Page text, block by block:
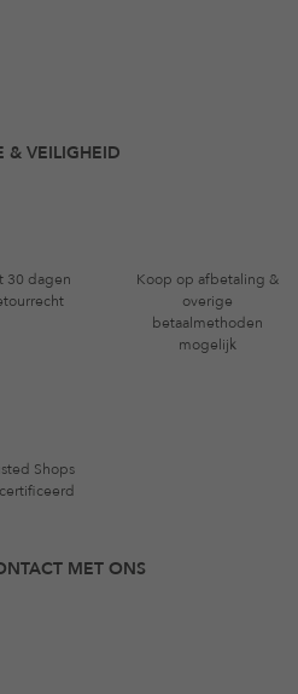
& VEILIGHEID
30 dagen
Koop op afbetaling &
overige
betaalmethoden
mogelijk
Shops
MET ONS